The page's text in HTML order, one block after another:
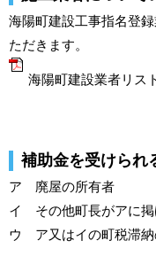
海陽町建設工事指名登
ただきます。
海陽町建設業者リス
補助金を受けられ
ア 廃屋の所有者
イ その他町長がアに掲
ウ ア又はイの町税滞納